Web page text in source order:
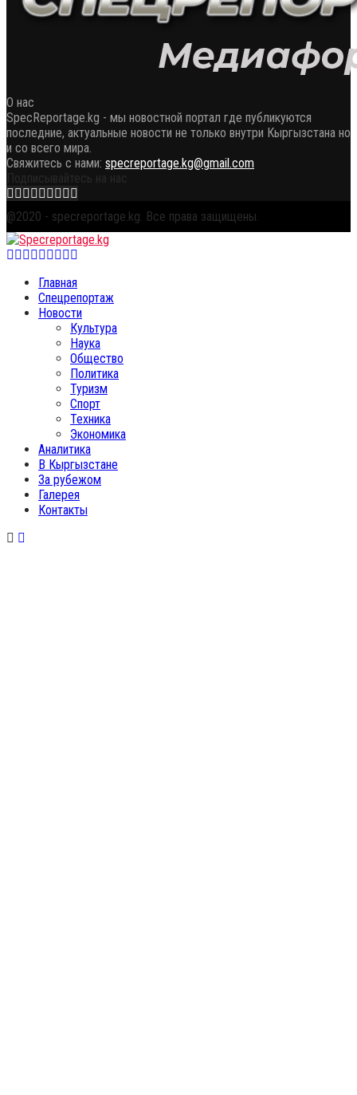
О нас
SpecReportage.kg - мы новостной портал где публикуются
последние, актуальные новости не только внутри Кыргызстана но
и со всего мира.
Свяжитесь с нами: specreportage.kg@gmail.com
Подписывайтесь на нас
Facebook
Twitter
Instagram
Youtube
Email
VkTelegram
Whatsapp
@2020 - specreportage.kg. Все права защищены.
Facebook
Twitter
Instagram
Youtube
Email
VkTelegram
Whatsapp
Главная
Спецрепортаж
Новости
Культура
Наука
Общество
Политика
Туризм
Спорт
Техника
Экономика
Аналитика
В Кыргызстане
За рубежом
Галерея
Контакты